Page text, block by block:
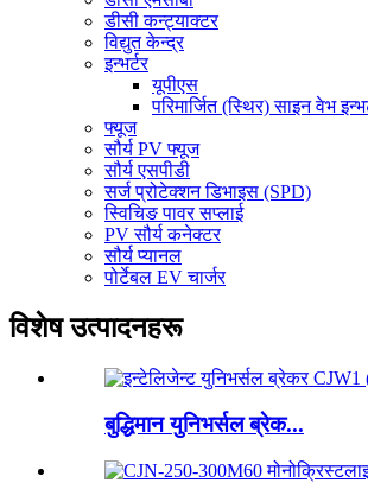
डीसी कन्ट्याक्टर
विद्युत केन्द्र
इन्भर्टर
यूपीएस
परिमार्जित (स्थिर) साइन वेभ
फ्यूज
सौर्य PV फ्यूज
सौर्य एसपीडी
सर्ज प्रोटेक्शन डिभाइस (SPD)
स्विचिङ पावर सप्लाई
PV सौर्य कनेक्टर
सौर्य प्यानल
पोर्टेबल EV चार्जर
विशेष उत्पादनहरू
बुद्धिमान युनिभर्सल ब्रेक...